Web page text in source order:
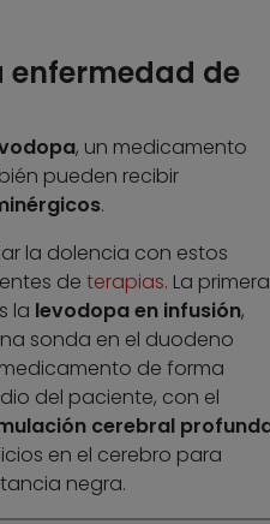
de
, un medicamento
pueden recibir
.
la dolencia con estos
de terapias. La primera
la levodopa en infusión,
sonda en el duodeno
de forma
del paciente, con el
cerebral
en el cerebro para
negra.